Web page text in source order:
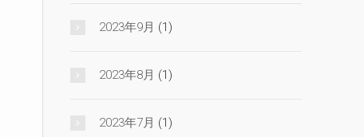
2023年9月 (1)
2023年8月 (1)
2023年7月 (1)